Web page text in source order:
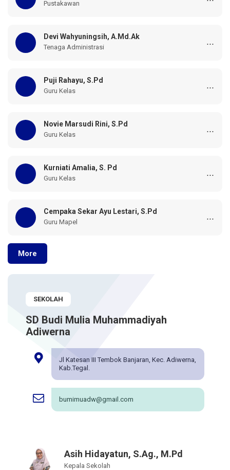
Pustakawan
Devi Wahyuningsih, A.Md.Ak
Tenaga Administrasi
...
Puji Rahayu, S.Pd
Guru Kelas
...
Novie Marsudi Rini, S.Pd
Guru Kelas
...
Kurniati Amalia, S. Pd
Guru Kelas
...
Cempaka Sekar Ayu Lestari, S.Pd
Guru Mapel
...
More
SEKOLAH
SD Budi Mulia Muhammadiyah
Adiwerna
Jl Katesan III Tembok Banjaran, Kec. Adiwerna,
Kab.Tegal.
bumimuadw@gmail.com
Asih Hidayatun, S.Ag., M.Pd
Kepala Sekolah